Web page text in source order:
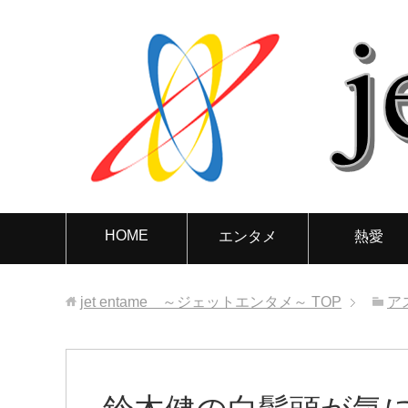
HOME エンタメ 熱愛
jet entame ～ジェットエンタメ～ TOP ア